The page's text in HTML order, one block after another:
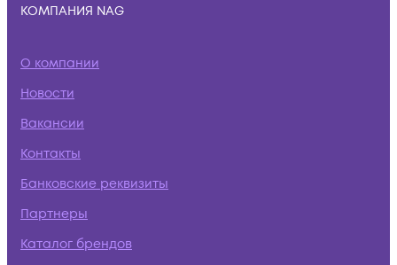
КОМПАНИЯ NAG
О компании
Новости
Вакансии
Контакты
Банковские реквизиты
Партнеры
Каталог брендов